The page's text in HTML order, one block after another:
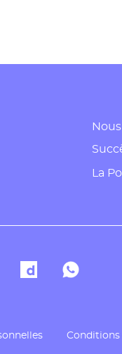
La
Docaposte
de Docaposte
Youtube de
CompteCompte
Conditions